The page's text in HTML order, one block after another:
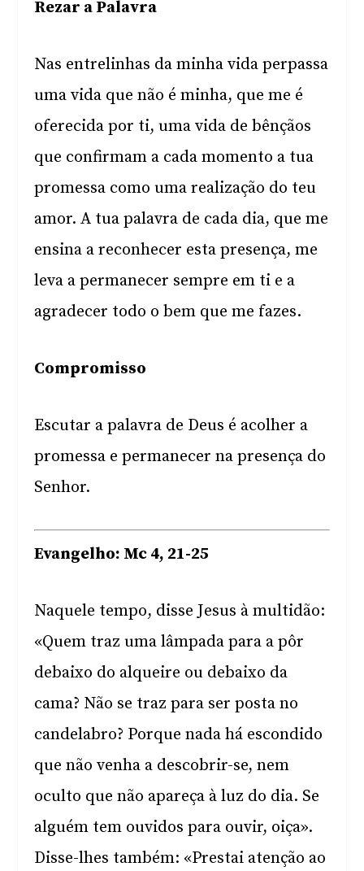
Rezar a Palavra
Nas entrelinhas da minha vida perpassa
uma vida que não é minha, que me é
oferecida por ti, uma vida de bênçãos
que confirmam a cada momento a tua
promessa como uma realização do teu
amor. A tua palavra de cada dia, que me
ensina a reconhecer esta presença, me
leva a permanecer sempre em ti e a
agradecer todo o bem que me fazes.
Compromisso
Escutar a palavra de Deus é acolher a
promessa e permanecer na presença do
Senhor.
Evangelho: Mc 4, 21-25
Naquele tempo, disse Jesus à multidão:
«Quem traz uma lâmpada para a pôr
debaixo do alqueire ou debaixo da
cama? Não se traz para ser posta no
candelabro? Porque nada há escondido
que não venha a descobrir-se, nem
oculto que não apareça à luz do dia. Se
alguém tem ouvidos para ouvir, oiça».
Disse-lhes também: «Prestai atenção ao